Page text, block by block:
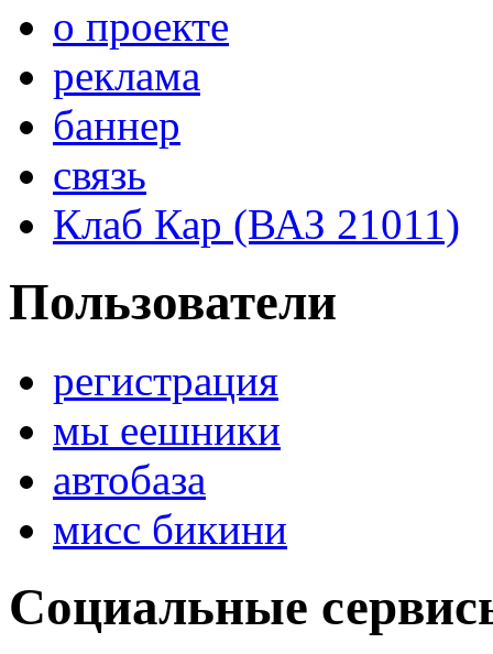
о проекте
реклама
баннер
связь
Клаб Кар (ВАЗ 21011)
Пользователи
регистрация
мы еешники
автобаза
мисс бикини
Социальные